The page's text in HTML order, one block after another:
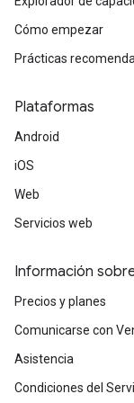
Cómo empezar
Prácticas
Plataformas
Android
iOS
Web
Servicios web
Información
Precios y planes
Comunicarse con
Asistencia
Condiciones del